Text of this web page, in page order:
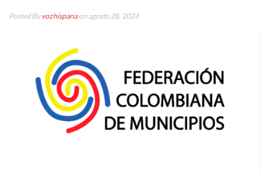
Posted Byvozhispanaon agosto 28, 2024